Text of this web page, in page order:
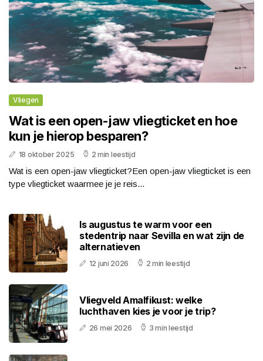
Vliegen
Wat is een open-jaw vliegticket en hoe
kun je hierop besparen?
18 oktober 2025 2 min leestijd
Wat is een open-jaw vliegticket?Een open-jaw vliegticket is een
type vliegticket waarmee je je reis...
Is augustus te warm voor een
stedentrip naar Sevilla en wat zijn de
alternatieven
12 juni 2026 2 min leestijd
Vliegveld Amalfikust: welke
luchthaven kies je voor je trip?
26 mei 2026 3 min leestijd